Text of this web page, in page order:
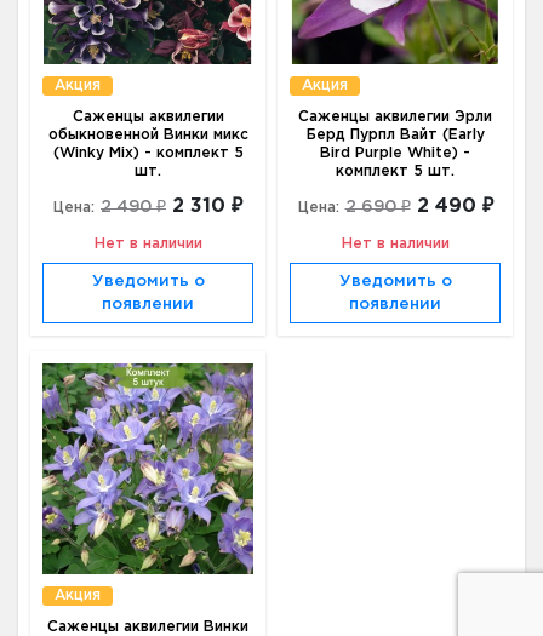
Акция
Саженцы аквилегии
обыкновенной Винки микс
(Winky Mix) - комплект 5
шт.
Цена: 2 490 ₽ 2 310 ₽
Нет в наличии
Уведомить о
появлении
Акция
Саженцы аквилегии Эрли
Берд Пурпл Вайт (Early
Bird Purple White) -
комплект 5 шт.
Цена: 2 690 ₽ 2 490 ₽
Нет в наличии
Уведомить о
появлении
Акция
Саженцы аквилегии Винки